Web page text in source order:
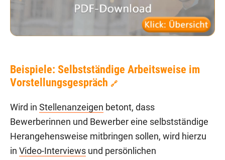
Beispiele: Selbstständige Arbeitsweise im
Vorstellungsgespräch 🔗
Wird in Stellenanzeigen betont, dass
Bewerberinnen und Bewerber eine selbstständige
Herangehensweise mitbringen sollen, wird hierzu
in Video-Interviews und persönlichen